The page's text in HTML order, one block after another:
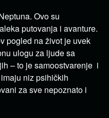
Ovo su
putovanja i avanture.
pogled na život je uvek
ulogu za ljude sa
– to je samoostvarenje i
niz psihičkih
za sve nepoznato i